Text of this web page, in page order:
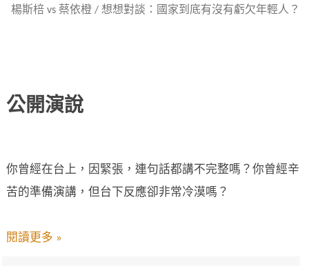
楊斯棓 vs 蔡依橙 / 想想對談：國家到底有沒有虧欠年輕人？
公開演說
你曾經在台上，因緊張，連句話都講不完整嗎？你曾經辛
苦的準備演講，但台下反應卻非常冷漠嗎？
閱讀更多 »